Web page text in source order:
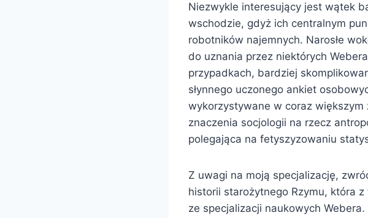
Niezwykle interesujący jest wątek
wschodzie, gdyż ich centralnym
robotników najemnych. Narosłe
do uznania przez niektórych
przypadkach, bardziej
słynnego uczonego ankiet
wykorzystywane w coraz
znaczenia socjologii na rzecz
polegająca na fetyszyzowaniu
Z uwagi na moją specjalizację,
historii starożytnego Rzymu, która
ze specjalizacji naukowych